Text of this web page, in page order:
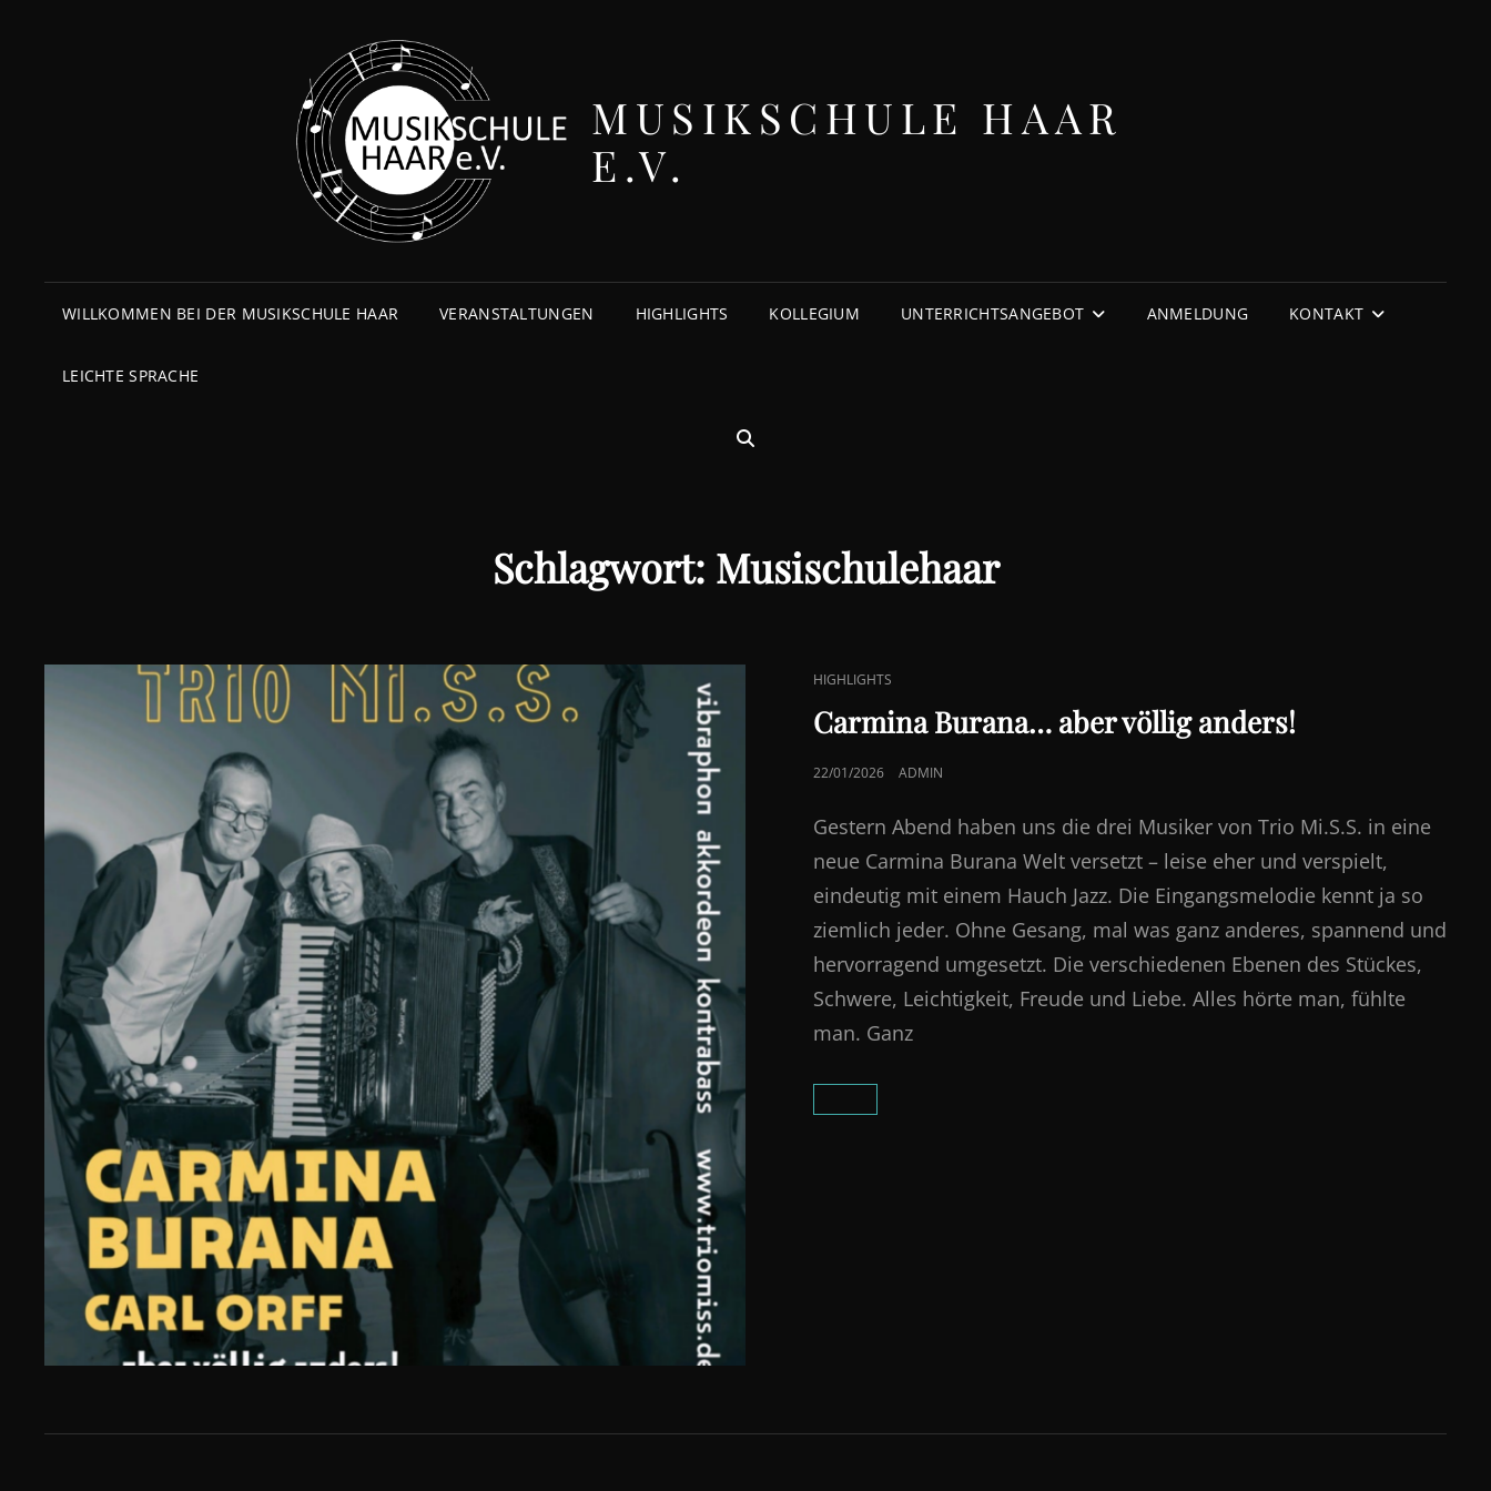
MUSIKSCHULE HAAR
E.V.
WILLKOMMEN BEI DER MUSIKSCHULE HAAR VERANSTALTUNGEN HIGHLIGHTS KOLLEGIUM UNTERRICHTSANGEBOT ANMELDUNG KONTAKT
LEICHTE SPRACHE
SEARCH
Schlagwort: Musischulehaar
CAT
LINKS
HIGHLIGHTS
Carmina Burana… aber völlig anders!
POSTED
22/01/2026 ADMIN
Gestern Abend haben uns die drei Musiker von Trio Mi.S.S. in eine
neue Carmina Burana Welt versetzt – leise eher und verspielt,
eindeutig mit einem Hauch Jazz. Die Eingangsmelodie kennt ja so
ziemlich jeder. Ohne Gesang, mal was ganz anderes, spannend und
hervorragend umgesetzt. Die verschiedenen Ebenen des Stückes,
Schwere, Leichtigkeit, Freude und Liebe. Alles hörte man, fühlte
man. Ganz
CARMINA